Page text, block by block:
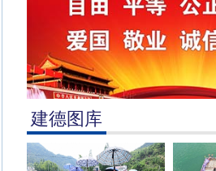
建德图库